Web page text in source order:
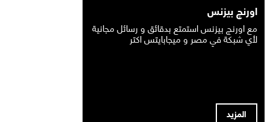
اورنچ بيزنس
مع اورنج بيزنس استمتع بدقائق و رسائل مجانية
لأي شبكة في مصر و ميجابايتس اكتر
المزيد